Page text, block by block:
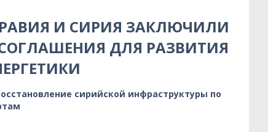
И СИРИЯ ЗАКЛЮЧИЛИ
ДЛЯ РАЗВИТИЯ
сирийской инфраструктуры по